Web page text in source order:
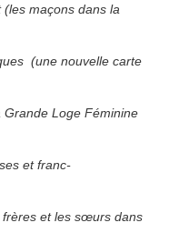
(les maçons dans la
(une nouvelle carte
Loge Féminine
et franc-
et les sœurs dans